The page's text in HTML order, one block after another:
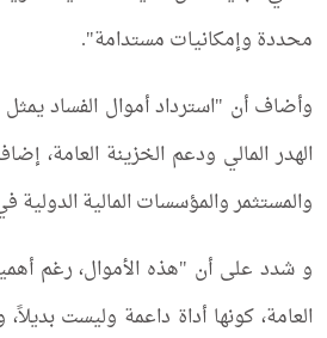
محددة وإمكانيات مستدامة".
وأضاف أن "استرداد أموال الفساد
الهدر المالي ودعم الخزينة العامة،
والمستثمر والمؤسسات المالية الدولية
و شدد على أن "هذه الأموال، رغم
العامة، كونها أداة داعمة وليست